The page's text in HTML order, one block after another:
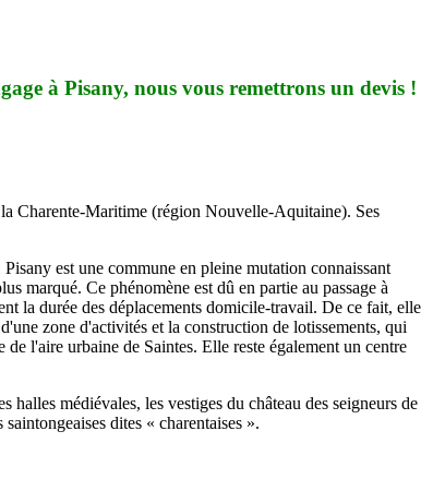
à Pisany, nous vous remettrons un devis !
Charente-Maritime (région Nouvelle-Aquitaine). Ses
est une commune en pleine mutation connaissant
marqué. Ce phénomène est dû en partie au passage à
la durée des déplacements domicile-travail. De ce fait, elle
zone d'activités et la construction de lotissements, qui
l'aire urbaine de Saintes. Elle reste également un centre
médiévales, les vestiges du château des seigneurs de
dites « charentaises ».